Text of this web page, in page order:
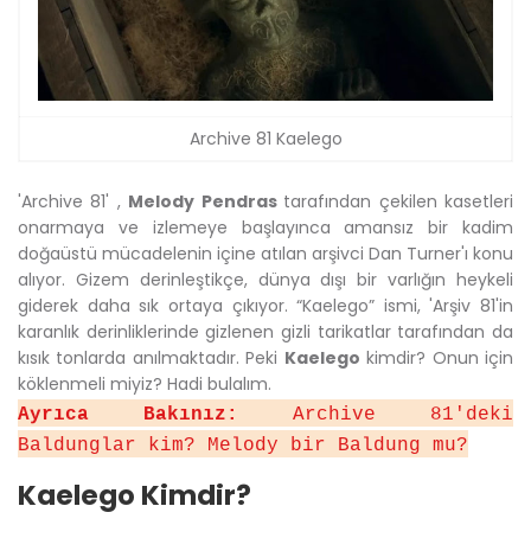
Archive 81 Kaelego
'Archive 81' , Melody Pendras tarafından çekilen kasetleri
onarmaya ve izlemeye başlayınca amansız bir kadim
doğaüstü mücadelenin içine atılan arşivci Dan Turner'ı konu
alıyor. Gizem derinleştikçe, dünya dışı bir varlığın heykeli
giderek daha sık ortaya çıkıyor. “Kaelego” ismi, 'Arşiv 81'in
karanlık derinliklerinde gizlenen gizli tarikatlar tarafından da
kısık tonlarda anılmaktadır. Peki Kaelego kimdir? Onun için
köklenmeli miyiz? Hadi bulalım.
Ayrıca Bakınız:
Archive 81'deki
Baldunglar kim? Melody bir Baldung mu?
Kaelego Kimdir?